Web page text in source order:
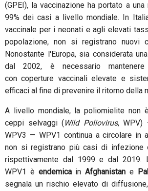
(GPEI), la vaccinazione ha portato a
99% dei casi a livello mondiale. In
vaccinale per i neonati e agli elevati
popolazione, non si registrano nuovi
Nonostante l'Europa, sia considerata
dal 2002, è necessario mantenere
con coperture vaccinali elevate e
efficaci al fine di prevenire il ritorno della
A livello mondiale, la poliomielite non
ceppi selvaggi (Wild Poliovirus, WPV)
WPV3 — WPV1 continua a circolare in
non si registrano più casi di infezione
rispettivamente dal 1999 e dal 2019.
WPV1 è endemica in Afghanistan e
segnala un rischio elevato di